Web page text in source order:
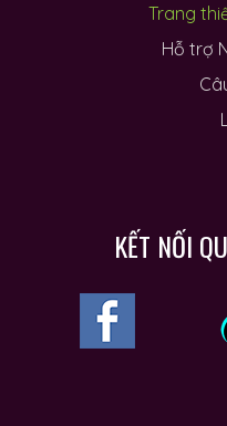
Trang
Hỗ trợ
KẾT NỐI